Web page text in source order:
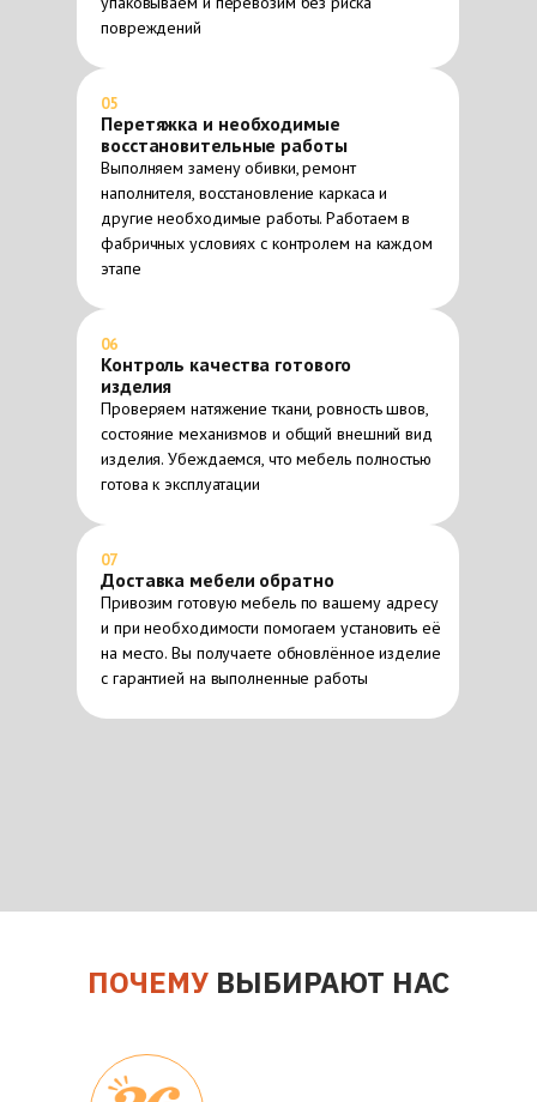
повреждений
05
Перетяжка и необходимые
восстановительные работы
Выполняем замену обивки, ремонт
наполнителя, восстановление каркаса и
другие необходимые работы. Работаем в
фабричных условиях с контролем на каждом
этапе
06
Контроль качества готового
изделия
Проверяем натяжение ткани, ровность швов,
состояние механизмов и общий внешний вид
изделия. Убеждаемся, что мебель полностью
готова к эксплуатации
07
Доставка мебели обратно
Привозим готовую мебель по вашему адресу
и при необходимости помогаем установить её
на место. Вы получаете обновлённое изделие
с гарантией на выполненные работы
ПОЧЕМУ ВЫБИРАЮТ НАС